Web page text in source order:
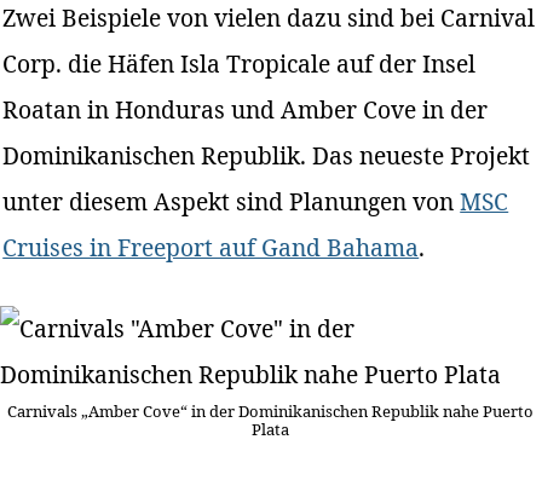
Zwei Beispiele von vielen dazu sind bei Carnival
Corp. die Häfen Isla Tropicale auf der Insel
Roatan in Honduras und Amber Cove in der
Dominikanischen Republik. Das neueste Projekt
unter diesem Aspekt sind Planungen vonMSC
Cruises in Freeport auf Gand Bahama.
Carnivals „Amber Cove“ in der Dominikanischen Republik nahe Puerto
Plata